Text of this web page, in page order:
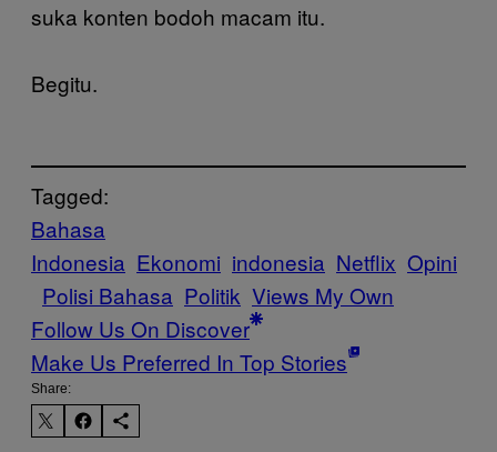
suka konten bodoh macam itu.
Begitu.
Tagged:
Bahasa
Indonesia Ekonomi indonesia Netflix Opini
Polisi Bahasa Politik Views My Own
Follow Us On Discover
Make Us Preferred In Top Stories
Share: